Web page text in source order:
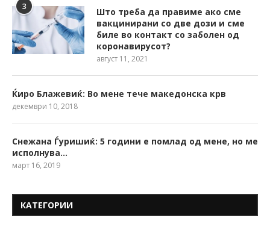
3
Што треба да правиме ако сме
вакцинирани со две дози и сме
биле во контакт со заболен од
коронавирусот?
август 11, 2021
Ќиро Блажевиќ: Во мене тече македонска крв
декември 10, 2018
Снежана Ѓуришиќ: 5 години е помлад од мене, но ме
исполнува…
март 16, 2019
КАТЕГОРИИ